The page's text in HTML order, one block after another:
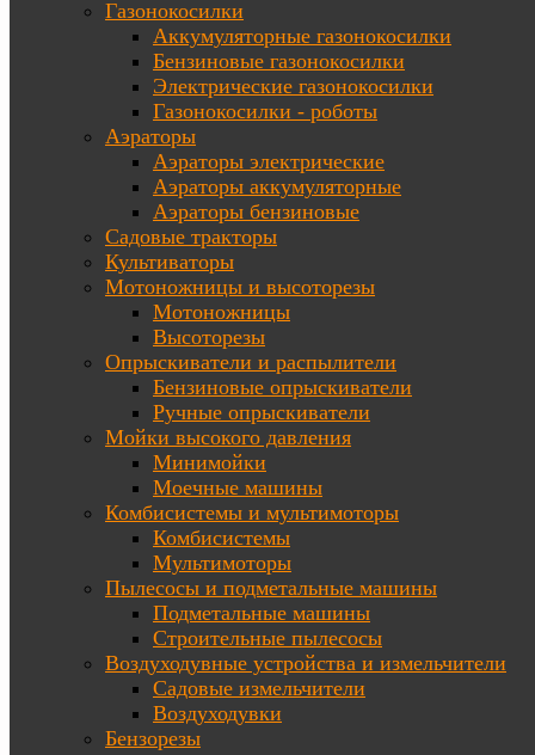
Газонокосилки
Аккумуляторные газонокосилки
Бензиновые газонокосилки
Электрические газонокосилки
Газонокосилки - роботы
Аэраторы
Аэраторы электрические
Аэраторы аккумуляторные
Аэраторы бензиновые
Садовые тракторы
Культиваторы
Мотоножницы и высоторезы
Мотоножницы
Высоторезы
Опрыскиватели и распылители
Бензиновые опрыскиватели
Ручные опрыскиватели
Мойки высокого давления
Минимойки
Моечные машины
Комбисистемы и мультимоторы
Комбисистемы
Мультимоторы
Пылесосы и подметальные машины
Подметальные машины
Строительные пылесосы
Воздуходувные устройства и измельчители
Садовые измельчители
Воздуходувки
Бензорезы